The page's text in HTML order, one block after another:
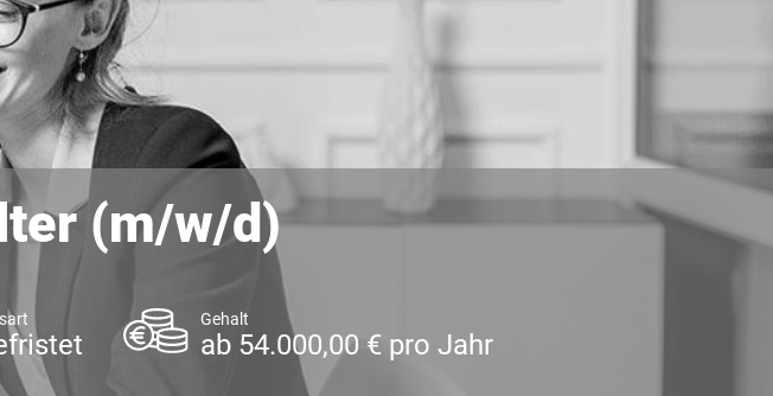
(m/w/d)
Gehalt
ab 54.000,00 € pro Jahr